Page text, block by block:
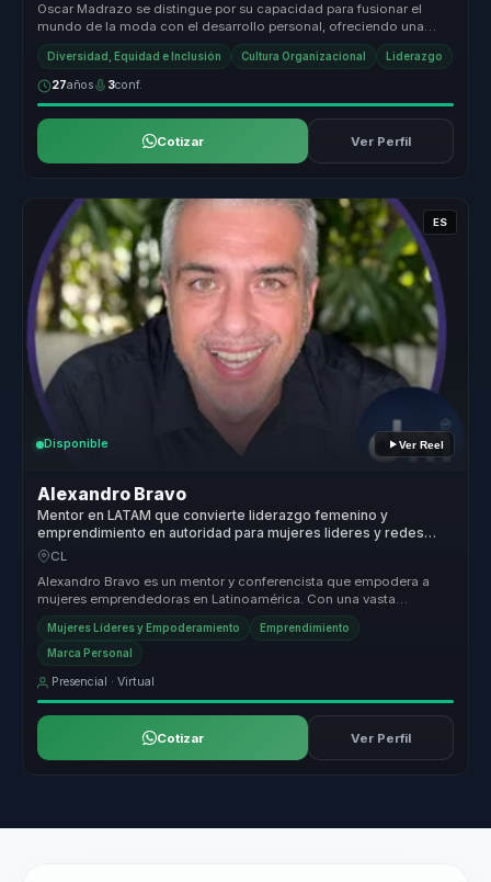
Oscar Madrazo se distingue por su capacidad para fusionar el
mundo de la moda con el desarrollo personal, ofreciendo una
propuesta de val...
Diversidad, Equidad e Inclusión Cultura Organizacional Liderazgo
27años 3conf.
Cotizar Ver Perfil
ES
Disponible Ver Reel
Alexandro Bravo
Mentor en LATAM que convierte liderazgo femenino y
emprendimiento en autoridad para mujeres lideres y redes
empresariales.
CL
Alexandro Bravo es un mentor y conferencista que empodera a
mujeres emprendedoras en Latinoamérica. Con una vasta
experiencia y formación...
Mujeres Líderes y Empoderamiento Emprendimiento
Marca Personal
Presencial · Virtual
Cotizar Ver Perfil